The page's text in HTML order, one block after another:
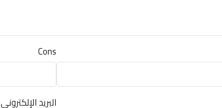
Cons
البريد الإلكتروني